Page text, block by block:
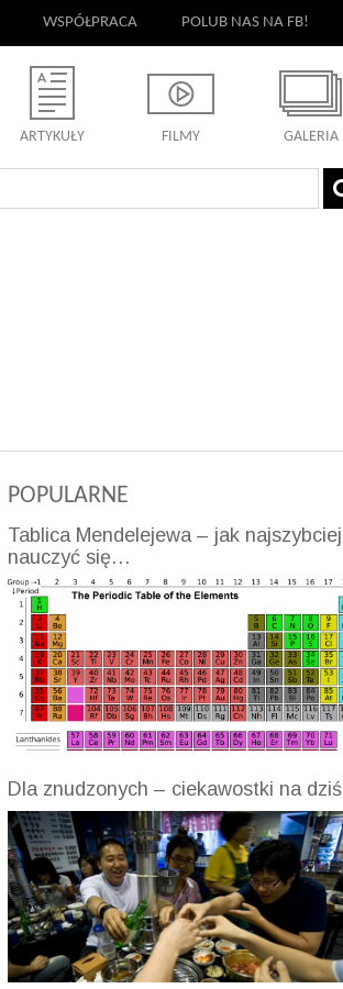
WSPÓŁPRACA POLUB NAS NA FB!
ARTYKUŁY FILMY GALERIA
POPULARNE
Tablica Mendelejewa – jak najszybciej
nauczyć się…
Dla znudzonych – ciekawostki na dziś